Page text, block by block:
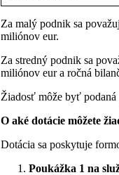
Za malý podnik sa
miliónov eur.
Za stredný podnik sa
miliónov eur a ročná
Žiadosť môže byť podaná
O aké dotácie môžete
Dotácia sa poskytuje
Poukážka 1 na